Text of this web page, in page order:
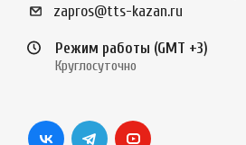
zapros@tts-kazan.ru
Режим работы (GMT +3)
Круглосуточно